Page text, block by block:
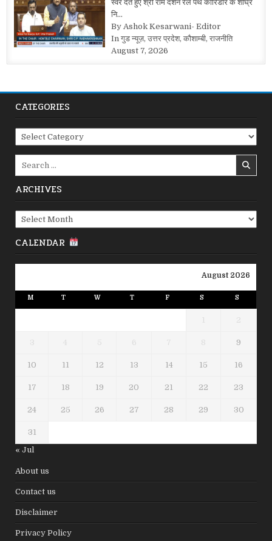
स्वर देते हुए श्री राम दर्शन रेल पथ कॉरिडोर के शीघ्र
नि…
By Ashok Kesarwani- Editor
In गुड न्यूज़, उत्तर प्रदेश, कौशाम्बी, राजनीति
August 7, 2026
CATEGORIES
Categories
ARCHIVES
Archives
CALENDAR
August 2026
M T W T F S S
1 2
3 4 5 6 7 8 9
10 11 12 13 14 15 16
17 18 19 20 21 22 23
24 25 26 27 28 29 30
31
« Jul
About us
Contact us
Disclaimer
Privacy Policy